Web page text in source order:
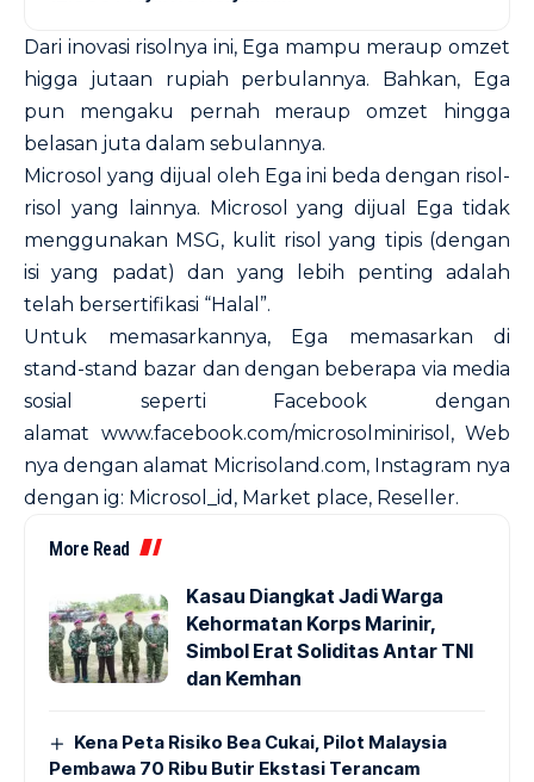
Dari inovasi risolnya ini, Ega mampu meraup omzet
higga jutaan rupiah perbulannya. Bahkan, Ega
pun mengaku pernah meraup omzet hingga
belasan juta dalam sebulannya.
Microsol yang dijual oleh Ega ini beda dengan risol-
risol yang lainnya. Microsol yang dijual Ega tidak
menggunakan MSG, kulit risol yang tipis (dengan
isi yang padat) dan yang lebih penting adalah
telah bersertifikasi “Halal”.
Untuk memasarkannya, Ega memasarkan di
stand-stand bazar dan dengan beberapa via media
sosial seperti Facebook dengan
alamat www.facebook.com/microsolminirisol , Web
nya dengan alamat Micrisoland.com, Instagram nya
dengan ig: Microsol_id, Market place, Reseller.
More Read
Kasau Diangkat Jadi Warga
Kehormatan Korps Marinir,
Simbol Erat Soliditas Antar TNI
dan Kemhan
Kena Peta Risiko Bea Cukai, Pilot Malaysia
Pembawa 70 Ribu Butir Ekstasi Terancam